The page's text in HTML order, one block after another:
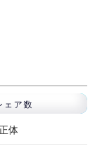
ェア数
体